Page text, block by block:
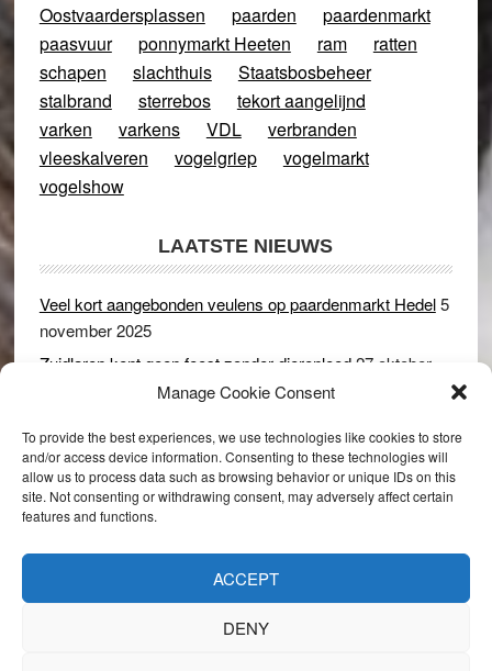
Manage Cookie Consent
To provide the best experiences, we use technologies like cookies to store
and/or access device information. Consenting to these technologies will
allow us to process data such as browsing behavior or unique IDs on this
site. Not consenting or withdrawing consent, may adversely affect certain
features and functions.
ACCEPT
DENY
Oostvaardersplassen
paarden
paardenmarkt
paasvuur
ponnymarkt Heeten ram
ratten
schapen
slachthuis
Staatsbosbeheer
stalbrand
sterrebos
tekort aangelijnd
varken
varkens VDL
verbranden
vleeskalveren
vogelgriep
vogelmarkt
vogelshow
LAATSTE NIEUWS
Veel kort aangebonden veulens op paardenmarkt Hedel5
november 2025
Zuidlaren kent geen feest zonder dierenleed27 oktober
Rijswijk (Gld) 2 december 2024
Dikbillen sieren de troon op schaamteloos Leste Merte in
Druten 8 november 2024